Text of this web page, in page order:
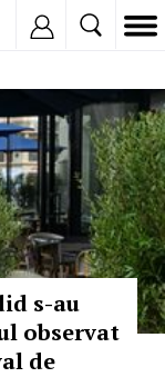
s-au
observat
de